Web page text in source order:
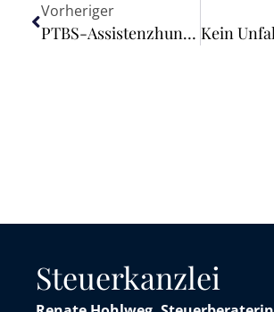
Vorheriger
PTBS-Assistenzhund als Leistung der Eingliederungshilfe
Steuerkanzlei